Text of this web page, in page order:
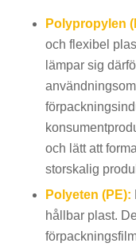
Polypropylen
och flexibel
lämpar sig
och lätt att
storskalig
Polyeten (PE):
hållbar plast.